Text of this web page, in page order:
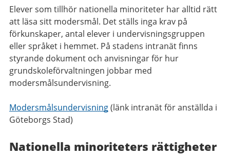
Elever som tillhör nationella minoriteter har alltid rätt
att läsa sitt modersmål. Det ställs inga krav på
förkunskaper, antal elever i undervisningsgruppen
eller språket i hemmet. På stadens intranät finns
styrande dokument och anvisningar för hur
grundskoleförvaltningen jobbar med
modersmålsundervisning.
Modersmålsundervisning(länk intranät för anställda i
Göteborgs Stad)
Nationella minoriteters rättigheter